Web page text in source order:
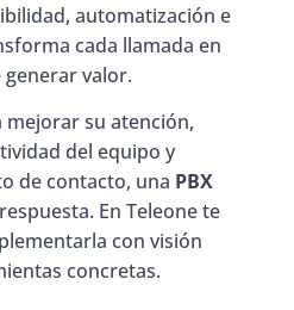
automatización e
cada llamada en
valor.
mejorar su atención,
del equipo y
de contacto, una PBX
En Teleone te
con visión
concretas.